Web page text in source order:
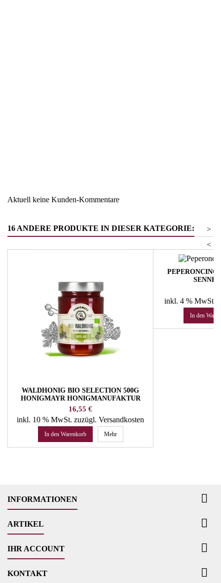
Aktuell keine Kunden-Kommentare
16 ANDERE PRODUKTE IN DIESER KATEGORIE:
>
<
WALDHONIG BIO SELECTION 500G
HONIGMAYR HONIGMANUFAKTUR
Preis
16,55 €
inkl. 10 % MwSt. zuzügl. Versandkosten
In den Warenkorb Mehr
inkl. 4 % MwSt.
In den
INFORMATIONEN 
ARTIKEL 
IHR ACCOUNT 
KONTAKT 